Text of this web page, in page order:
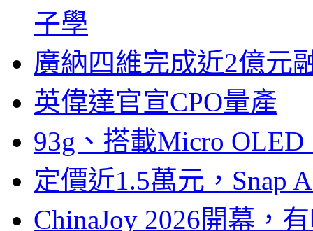
子學
廣納四維完成近2億元
英偉達官宣CPO量產
93g、搭載Micro
定價近1.5萬元，Snap
ChinaJoy 2026開幕，